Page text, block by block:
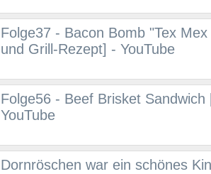
Folge37 - Bacon Bomb "Tex
und Grill-Rezept] - YouTube
Folge56 - Beef Brisket
YouTube
Dornröschen war ein schönes